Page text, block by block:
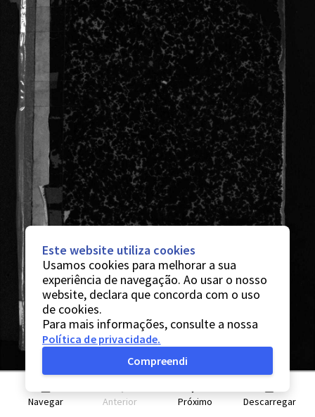
Navegar Anterior Próximo Descarregar
Este website utiliza cookies
Usamos cookies para melhorar a sua
experiência de navegação. Ao usar o nosso
website, declara que concorda com o uso
de cookies.
Para mais informações, consulte a nossa
Política de privacidade.
Compreendi